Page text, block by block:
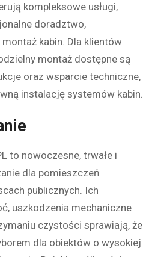
kompleksowe usługi,
doradztwo,
kabin. Dla klientów
montaż dostępne są
oraz wsparcie techniczne,
instalację systemów kabin.
to nowoczesne, trwałe i
dla pomieszczeń
publicznych. Ich
uszkodzenia mechaniczne
czystości sprawiają, że
dla obiektów o wysokiej